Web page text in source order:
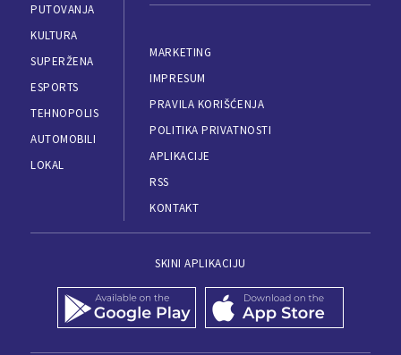
PUTOVANJA
KULTURA
SUPERŽENA
ESPORTS
TEHNOPOLIS
AUTOMOBILI
LOKAL
MARKETING
IMPRESUM
PRAVILA KORIŠĆENJA
POLITIKA PRIVATNOSTI
APLIKACIJE
RSS
KONTAKT
SKINI APLIKACIJU